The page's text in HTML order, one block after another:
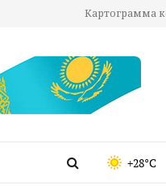
Картограмма
+28°C